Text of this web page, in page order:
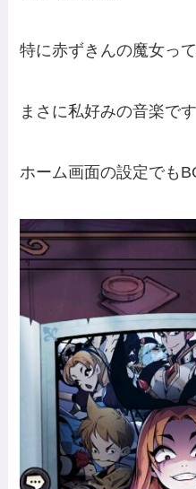
特に赤ずきんの魔女っ
まさに私好みの音楽です
ホーム画面の設定でも